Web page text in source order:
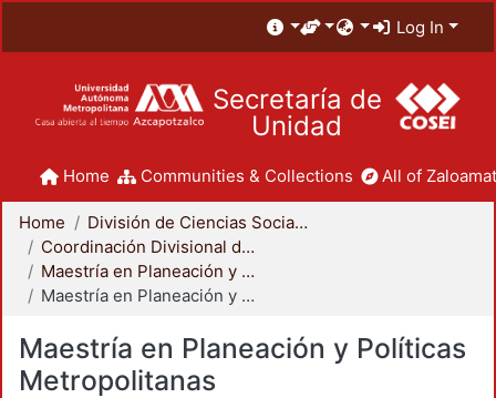
Log In
Secretaría de
Unidad
Home Communities & Collections All of
Home
División de Ciencias Sociales y Humanidades
Coordinación Divisional de Posgrado
Maestría en Planeación y Políticas Metropolitanas
Maestría en Planeación y Políticas Metropolitanas
Maestría en Planeación y Políticas
Metropolitanas